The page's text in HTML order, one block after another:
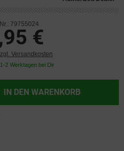
79755024
€
Versandkosten
2 Werktagen bei Dir
IN DEN WARENKORB